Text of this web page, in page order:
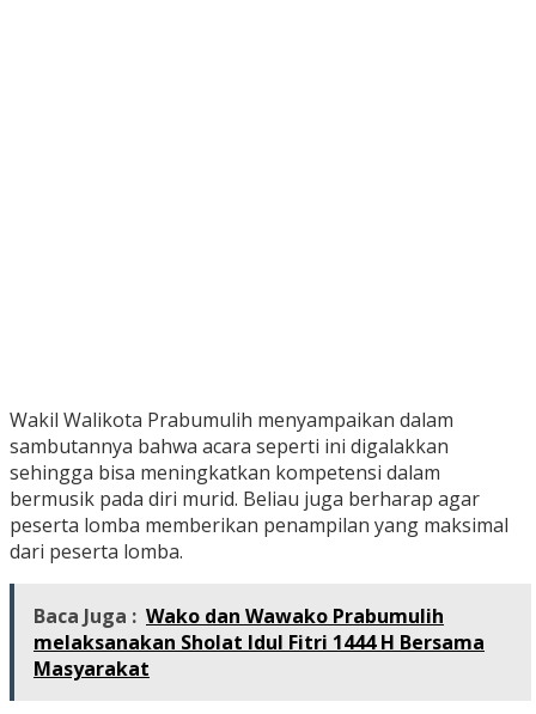
Wakil Walikota Prabumulih menyampaikan dalam
sambutannya bahwa acara seperti ini digalakkan
sehingga bisa meningkatkan kompetensi dalam
bermusik pada diri murid. Beliau juga berharap agar
peserta lomba memberikan penampilan yang maksimal
dari peserta lomba.
Baca Juga : Wako dan Wawako Prabumulih
melaksanakan Sholat Idul Fitri 1444 H Bersama
Masyarakat